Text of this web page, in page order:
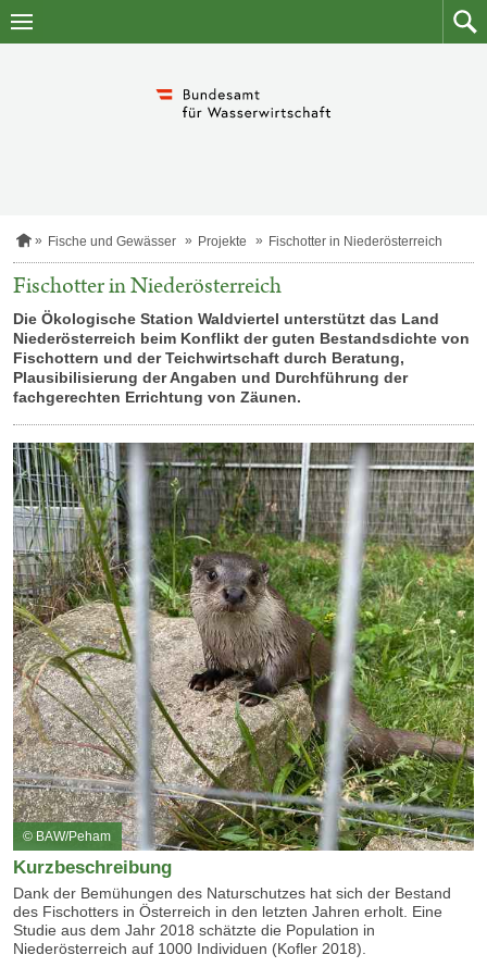
Zum
Zum
S
a
r
s
e
i
e
Fische und Gewässer Projekte Fischotter in Niederösterreich
Fischotter in Niederösterreich
Die Ökologische Station Waldviertel unterstützt das Land
Niederösterreich beim Konflikt der guten Bestandsdichte von
Fischottern und der Teichwirtschaft durch Beratung,
Plausibilisierung der Angaben und Durchführung der
fachgerechten Errichtung von Zäunen.
© BAW/Peham
Kurzbeschreibung
Dank der Bemühungen des Naturschutzes hat sich der Bestand
des Fischotters in Österreich in den letzten Jahren erholt. Eine
Studie aus dem Jahr 2018 schätzte die Population in
Niederösterreich auf 1000 Individuen (Kofler 2018).